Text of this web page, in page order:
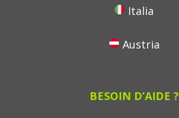
Italia
Austria
BESOIN D’AIDE ?